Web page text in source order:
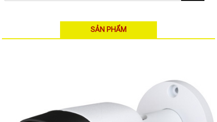
Camera IP KBVISION
Camera IP HIKVISION
Đầu ghi IP HIKVISION
SẢN PHẨM